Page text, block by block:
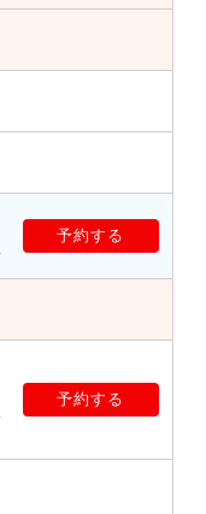
予約する
予約する